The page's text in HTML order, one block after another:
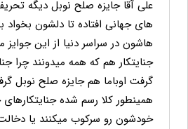
علی آقا جایزه صلح نوبل دیگه
های جهانی افتاده تا دلشون
هاشون در سراسر دنیا از این جوایز
جنایتکار هم که همه میدونند چرا
گرفت اوباما هم جایزه صلح نوبل
همینطور کلا رسم شده
خودشون رو سرکوب میکنند یا